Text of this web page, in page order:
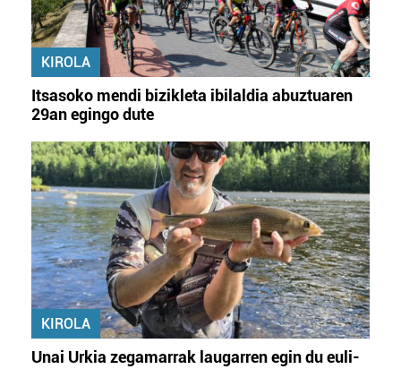
KIROLA
Itsasoko mendi bizikleta ibilaldia abuztuaren
29an egingo dute
KIROLA
Unai Urkia zegamarrak laugarren egin du euli-